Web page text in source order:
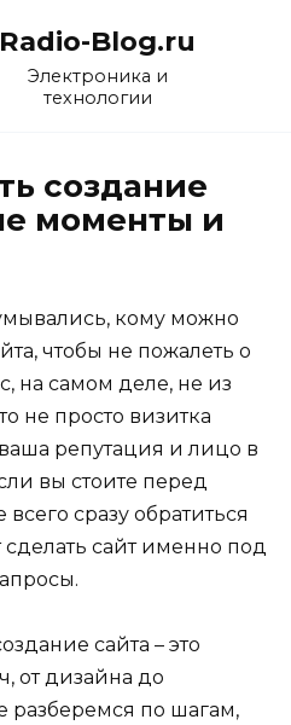
Radio-Blog.ru
Электроника и
технологии
создание
моменты и
кому можно
чтобы не пожалеть о
на самом деле, не из
не просто визитка
репутация и лицо в
вы стоите перед
сразу обратиться
сделать сайт именно под
сайта – это
от дизайна до
разберемся по шагам,